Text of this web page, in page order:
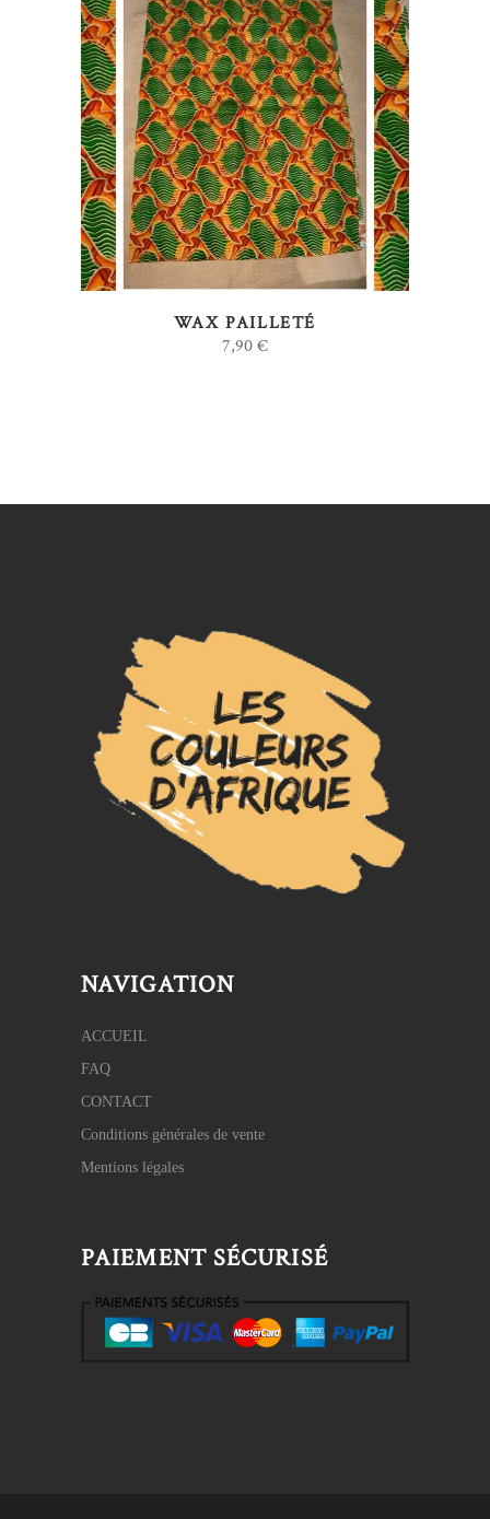
AJOUTER AU PANIER
WAX PAILLETÉ
7,90€
NAVIGATION
ACCUEIL
FAQ
CONTACT
Conditions générales de vente
Mentions légales
PAIEMENT SÉCURISÉ